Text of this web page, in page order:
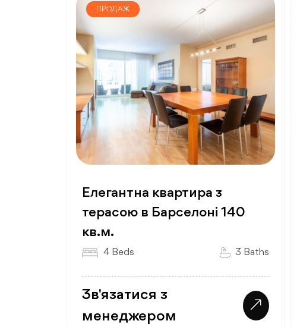
ПРОДАЖ
Елегантна квартира з
терасою в Барселоні 140
кв.м.
4 Beds 3 Baths
Зв'язатися з
менеджером